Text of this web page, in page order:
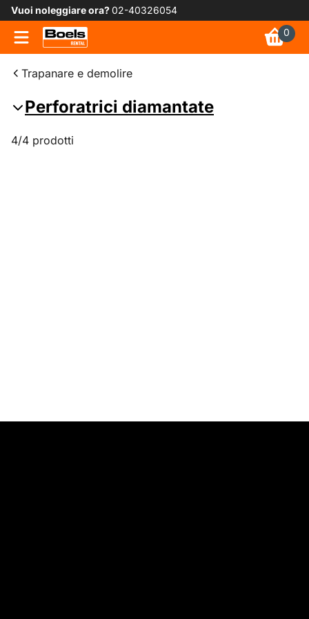
Vuoi noleggiare ora?02-40326054
0
Trapanare e demolire
Perforatrici diamantate
4/4 prodotti